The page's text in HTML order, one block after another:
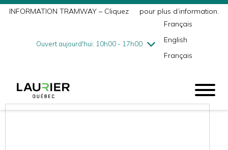
INFORMATION TRAMWAY – Cliquez pour plus d’information.
Ouvert aujourd'hui: 10h00 - 17h00
mercredi7/29
10h00 - 18h00
vendredi7/31
10h00 - 21h00
Français
English
Français